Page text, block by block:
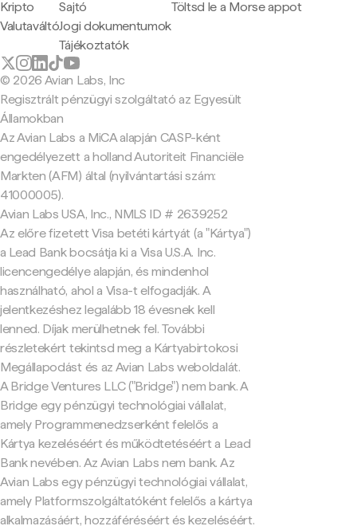
Kripto
Valutaváltó
Sajtó
Jogi dokumentumok
Tájékoztatók
Töltsd le a Morse appot
© 2026 Avian Labs, Inc
Regisztrált pénzügyi szolgáltató az Egyesült
Államokban
Az Avian Labs a MiCA alapján CASP-ként
engedélyezett a holland Autoriteit Financiële
Markten (AFM) által (nyilvántartási szám:
41000005).
Avian Labs USA, Inc., NMLS ID # 2639252
Az előre fizetett Visa betéti kártyát (a "Kártya")
a Lead Bank bocsátja ki a Visa U.S.A. Inc.
licencengedélye alapján, és mindenhol
használható, ahol a Visa-t elfogadják. A
jelentkezéshez legalább 18 évesnek kell
lenned. Díjak merülhetnek fel. További
részletekért tekintsd meg a Kártyabirtokosi
Megállapodást és az Avian Labs weboldalát.
A Bridge Ventures LLC ("Bridge") nem bank. A
Bridge egy pénzügyi technológiai vállalat,
amely Programmenedzserként felelős a
Kártya kezeléséért és működtetéséért a Lead
Bank nevében. Az Avian Labs nem bank. Az
Avian Labs egy pénzügyi technológiai vállalat,
amely Platformszolgáltatóként felelős a kártya
alkalmazásáért, hozzáféréséért és kezeléséért.